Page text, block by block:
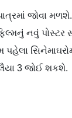
જોવા
નવું
પહેલા
3 જોઈ શકશે.